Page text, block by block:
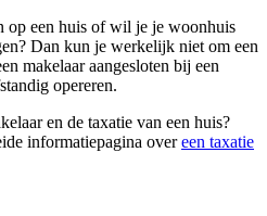
op een huis of wil je je woonhuis
Dan kun je werkelijk niet om een
makelaar aangesloten bij een
opereren.
en de taxatie van een huis?
informatiepagina overeen taxatie